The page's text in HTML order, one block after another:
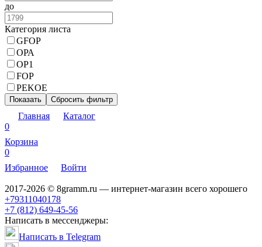
до
Категория листа
GFOP
ОРА
ОР1
FOP
PEKOE
Показать Сбросить фильтр
Главная
Каталог
0
Корзина
0
Избранное
Войти
2017-2026 © 8gramm.ru — интернет-магазин всего хорошего
+79311040178
+7 (812) 649-45-56
Написать в мессенджеры:
Написать в Telegram